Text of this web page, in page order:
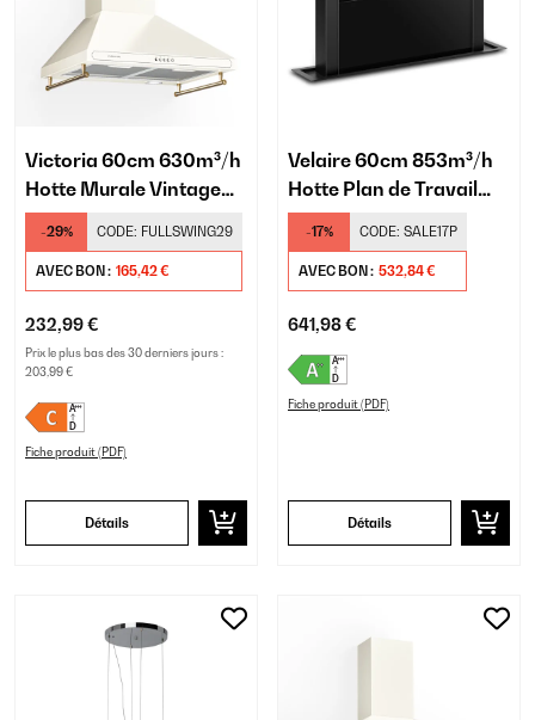
Victoria 60cm 630m³/h
Hotte Murale Vintage
Crème
-29% CODE: FULLSWING29
AVEC BON : 165,42 €
232,99 €
Prix le plus bas des 30 derniers jours :
203,99 €
Fiche produit (PDF)
Détails
Velaire 60cm 853m³/h
Hotte Plan de Travail
Noir
-17% CODE: SALE17P
AVEC BON : 532,84 €
641,98 €
Fiche produit (PDF)
Détails